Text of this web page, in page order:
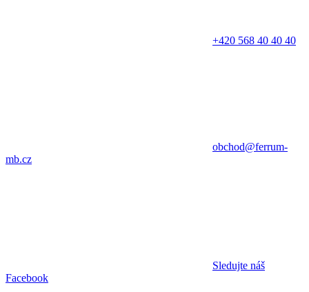
+420 568 40 40 40
obchod@ferrum-
mb.cz
Sledujte náš
Facebook